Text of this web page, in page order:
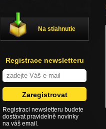
Na stiahnutie
Registrace newsletteru
Registraci newsletteru budete
dostávat pravidelně novinky
na váš email.